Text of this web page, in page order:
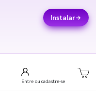
Instalar
Entre ou cadastre-se